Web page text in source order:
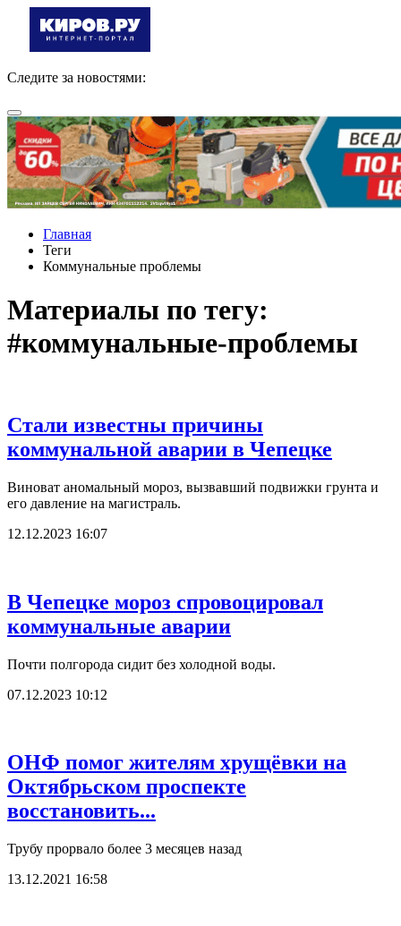
Следите за новостями:
Главная
Теги
Коммунальные проблемы
Материалы по тегу:
#коммунальные-проблемы
Стали известны причины
коммунальной аварии в Чепецке
Виноват аномальный мороз, вызвавший подвижки грунта и
его давление на магистраль.
12.12.2023 16:07
В Чепецке мороз спровоцировал
коммунальные аварии
Почти полгорода сидит без холодной воды.
07.12.2023 10:12
ОНФ помог жителям хрущёвки на
Октябрьском проспекте
восстановить...
Трубу прорвало более 3 месяцев назад
13.12.2021 16:58